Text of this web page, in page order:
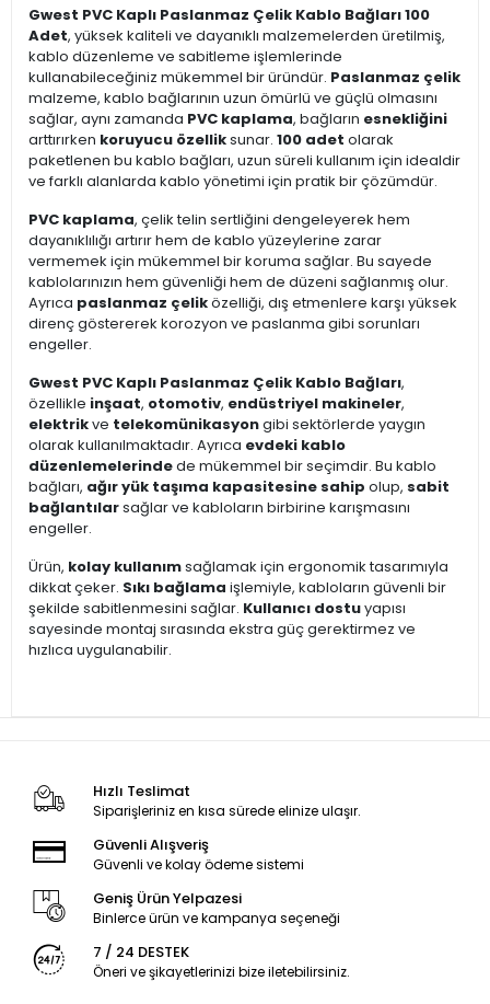
Gwest PVC Kaplı Paslanmaz Çelik Kablo Bağları 100
Adet, yüksek kaliteli ve dayanıklı malzemelerden üretilmiş,
kablo düzenleme ve sabitleme işlemlerinde
kullanabileceğiniz mükemmel bir üründür. Paslanmaz çelik
malzeme, kablo bağlarının uzun ömürlü ve güçlü olmasını
sağlar, aynı zamanda PVC kaplama, bağların esnekliğini
arttırırken koruyucu özelliksunar. 100 adet olarak
paketlenen bu kablo bağları, uzun süreli kullanım için idealdir
ve farklı alanlarda kablo yönetimi için pratik bir çözümdür.
PVC kaplama, çelik telin sertliğini dengeleyerek hem
dayanıklılığı artırır hem de kablo yüzeylerine zarar
vermemek için mükemmel bir koruma sağlar. Bu sayede
kablolarınızın hem güvenliği hem de düzeni sağlanmış olur.
Ayrıca paslanmaz çeliközelliği, dış etmenlere karşı yüksek
direnç göstererek korozyon ve paslanma gibi sorunları
engeller.
Gwest PVC Kaplı Paslanmaz Çelik Kablo Bağları,
özellikle inşaat, otomotiv, endüstriyel makineler,
elektrikve telekomünikasyongibi sektörlerde yaygın
olarak kullanılmaktadır. Ayrıca evdeki kablo
düzenlemelerindede mükemmel bir seçimdir. Bu kablo
bağları, ağır yük taşıma kapasitesine sahip olup, sabit
bağlantılarsağlar ve kabloların birbirine karışmasını
engeller.
Ürün, kolay kullanımsağlamak için ergonomik tasarımıyla
dikkat çeker. Sıkı bağlama işlemiyle, kabloların güvenli bir
şekilde sabitlenmesini sağlar. Kullanıcı dostuyapısı
sayesinde montaj sırasında ekstra güç gerektirmez ve
hızlıca uygulanabilir.
Hızlı Teslimat
Siparişleriniz en kısa sürede elinize ulaşır.
Güvenli Alışveriş
Güvenli ve kolay ödeme sistemi
Geniş Ürün Yelpazesi
Binlerce ürün ve kampanya seçeneği
7 / 24 DESTEK
Öneri ve şikayetlerinizi bize iletebilirsiniz.